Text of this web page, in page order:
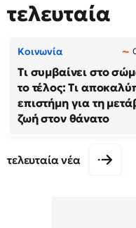
τελευταία
Κοινωνία
Τι συμβαίνει στο
το τέλος: Τι
επιστήμη για τη
ζωή στον θάνατο
τελευταία νέα